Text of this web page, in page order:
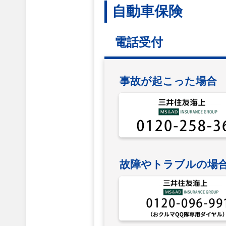
自動車保険
電話受付
事故が起こった場合
故障やトラブルの場